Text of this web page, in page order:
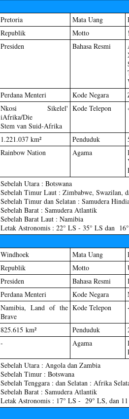
Pretoria Mata Uang
Republik Motto
Presiden Bahasa Resmi
Perdana Menteri Kode Negara
Nkosi Sikelel'
iAfrika/Die
Stem van Suid-Afrika
Kode Telepon
1.221.037 km² Penduduk
Rainbow Nation Agama
Sebelah Utara : Botswana
Sebelah Timur Laut : Zimbabwe, Swazilan,
Sebelah Timur dan Selatan : Samudera
Sebelah Barat : Samudera Atlantik
Sebelah Barat Laut : Namibia
Letak Astronomis : 22° LS - 35° LS dan
Windhoek Mata Uang
Republik Motto
Presiden Bahasa Resmi
Perdana Menteri Kode Negara
Namibia, Land of the
Brave
Kode Telepon
825.615 km² Penduduk
- Agama
Sebelah Utara : Angola dan Zambia
Sebelah Timur : Botswana
Sebelah Tenggara : dan Selatan : Afrika
Sebelah Barat : Samudera Atlantik
Letak Astronomis : 17° LS - 29° LS, dan